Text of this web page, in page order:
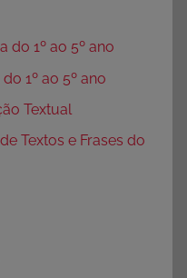
do 1º ao 5º ano
1º ao 5º ano
Textual
Textos e Frases do